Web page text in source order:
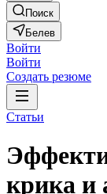
Поиск
Белев
Войти
Войти
Создать резюме
Статьи
крика и